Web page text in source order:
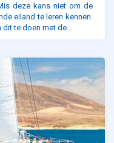
deze kans niet om de
eiland te leren kennen.
te doen met de...